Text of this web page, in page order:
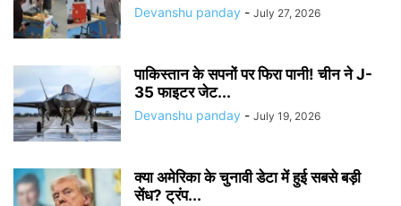
Devanshu panday - July 27, 2026
पाकिस्तान के सपनों पर फिरा पानी! चीन ने J-
35 फाइटर जेट...
Devanshu panday - July 19, 2026
क्या अमेरिका के चुनावी डेटा में हुई सबसे बड़ी
सेंध? ट्रंप...